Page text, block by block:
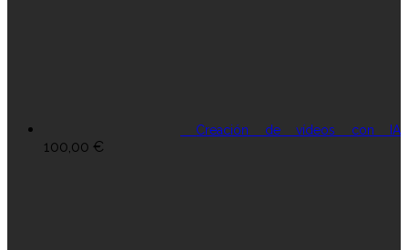
Creación de vídeos con IA
100,00 €